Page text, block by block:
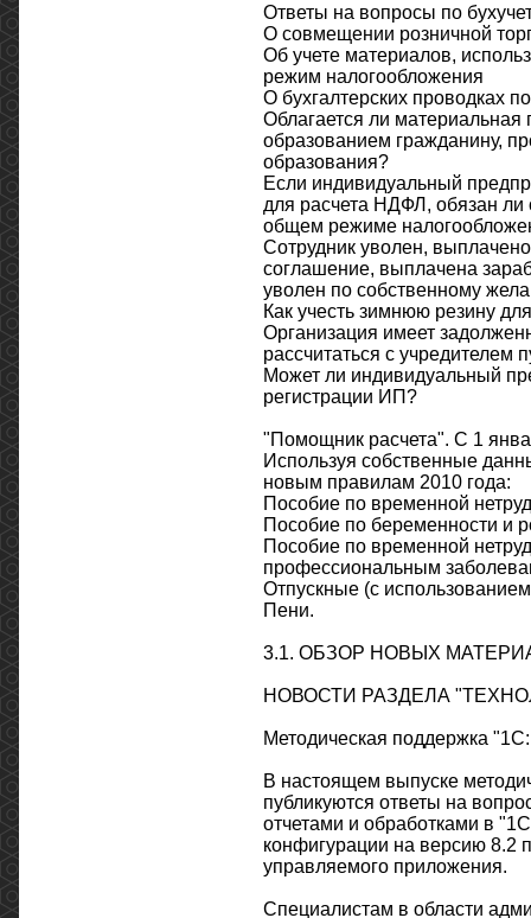
Ответы на вопросы по
О совмещении розничной
Об учете материалов,
режим налогообложения
О бухгалтерских проводках
Облагается ли
образованием гражданину,
образования?
Если индивидуальный
для расчета НДФЛ, обязан ли
общем режиме
Сотрудник уволен,
соглашение, выплачена
уволен по собственному
Как учесть зимнюю резину
Организация имеет
рассчитаться с учредителем
Может ли индивидуальный
регистрации ИП?
"Помощник расчета". С 1
Используя собственные
новым правилам 2010 года:
Пособие по временной
Пособие по беременности и
Пособие по временной
профессиональным
Отпускные (с
Пени.
3.1. ОБЗОР НОВЫХ
НОВОСТИ РАЗДЕЛА
Методическая поддержка
В настоящем выпуске
публикуются ответы на
отчетами и обработками в
конфигурации на версию 8.2
управляемого приложения.
Специалистам в области